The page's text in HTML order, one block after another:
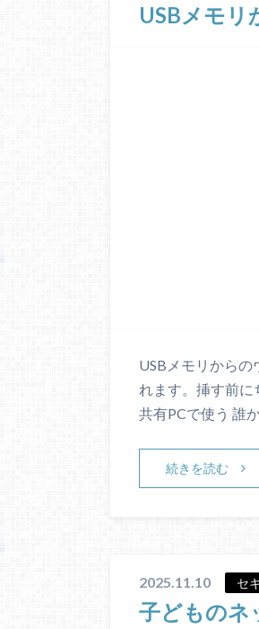
USBメモリ
USBメモリから
れます。挿す前
共有PCで使う 誰
続きを読む
2025.11.10 セ
子どものネ